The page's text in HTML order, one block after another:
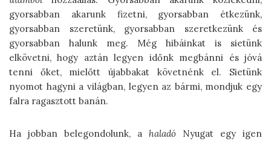
gyorsabban akarunk fizetni, gyorsabban étkezünk,
gyorsabban szeretünk, gyorsabban szeretkezünk és
gyorsabban halunk meg. Még hibáinkat is sietünk
elkövetni, hogy aztán legyen időnk megbánni és jóvá
tenni őket, mielőtt újabbakat követnénk el. Sietünk
nyomot hagyni a világban, legyen az bármi, mondjuk egy
falra ragasztott banán.
Ha jobban belegondolunk, a haladó Nyugat egy igen